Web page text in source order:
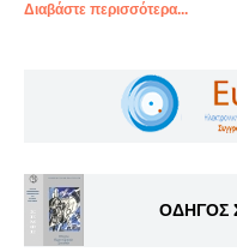
Διαβάστε περισσότερα...
ΟΔΗΓΟΣ